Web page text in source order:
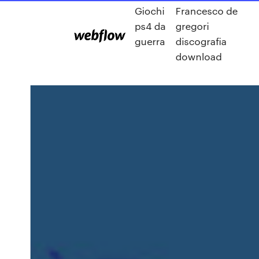
Giochi
ps4 da
guerra
Francesco de
gregori
discografia
download